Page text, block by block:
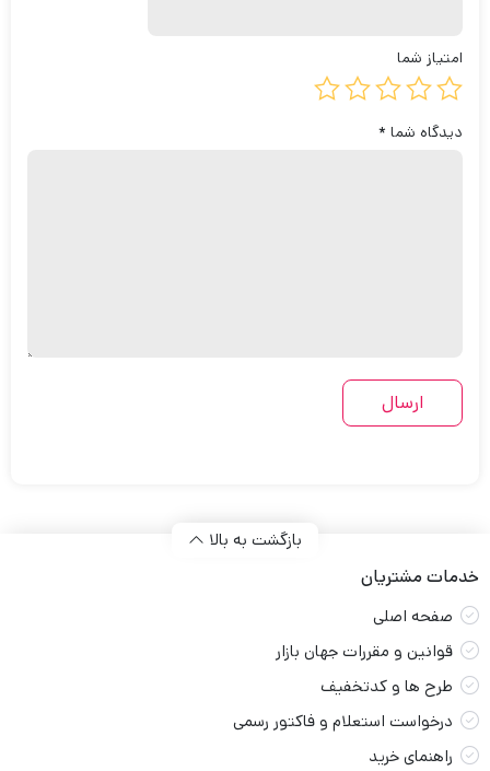
امتیاز شما
دیدگاه شما *
بازگشت به بالا
خدمات مشتریان
صفحه اصلی
قوانین و مقررات جهان بازار
طرح ها و کدتخفیف
درخواست استعلام و فاکتور رسمی
راهنمای خرید